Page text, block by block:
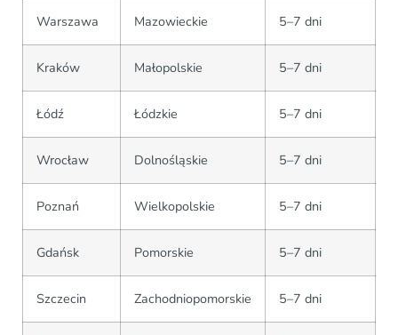
Warszawa Mazowieckie 5–7 dni
Kraków Małopolskie 5–7 dni
Łódź Łódzkie 5–7 dni
Wrocław Dolnośląskie 5–7 dni
Poznań Wielkopolskie 5–7 dni
Gdańsk Pomorskie 5–7 dni
Szczecin Zachodniopomorskie 5–7 dni